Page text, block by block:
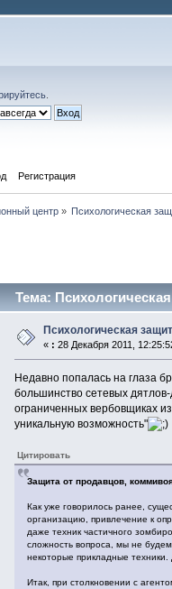
Регистрация
центр » Психологическая
Тема:
Психологическая
« : 28 Декабря 2011,
Недавно попалась на глаза
большинство сетевых
ограниченных вербовщиках
уникальную возможность"
Цитировать
Защита от продавцов,
Как уже говорилось ранее,
организацию, привлечение к
даже техник частичного
сложность вопроса, мы не будем
некоторые прикладные
Итак, при столкновении с